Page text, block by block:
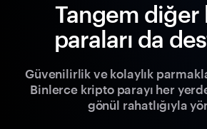
Tangem diğer
paraları da
Güvenilirlik ve kolaylık
Binlerce kripto parayı her
gönül rahatlığıyla